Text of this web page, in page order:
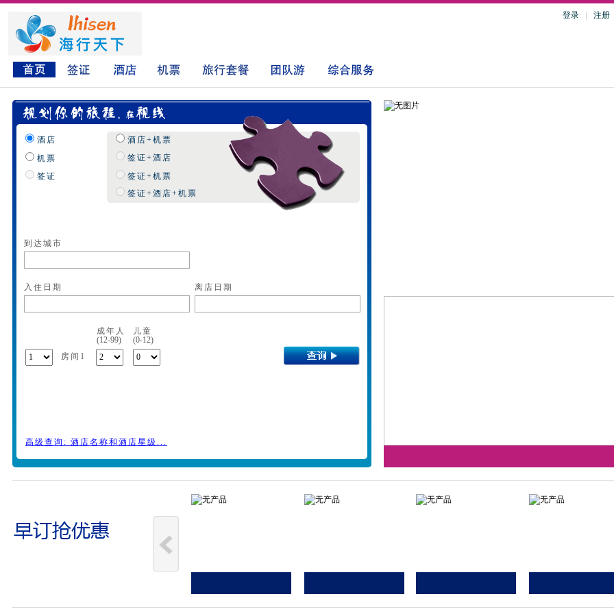
登录 注册
酒店
机票
签证
酒店+机票
签证+机票
签证+酒店
签证+酒店+机票
到达城市
入住日期 离店日期
成年人
儿童
(12-99)
(0-12)
房间1
高级查询: 酒店名称和酒店星级...